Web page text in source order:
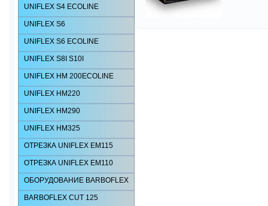
UNIFLEX S4 ECOLINE
UNIFLEX S6
UNIFLEX S6 ECOLINE
UNIFLEX S8I S10I
UNIFLEX HM 200ECOLINE
UNIFLEX HM220
UNIFLEX HM290
UNIFLEX HM325
ОТРЕЗКА UNIFLEX EM115
ОТРЕЗКА UNIFLEX EM110
ОБОРУДОВАНИЕ BARBOFLEX
BARBOFLEX CUT 125